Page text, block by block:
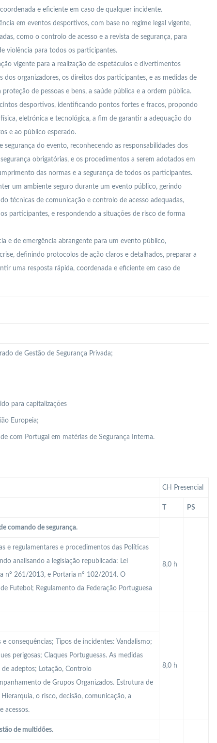
e eficiente em caso de qualquer incidente.
em eventos desportivos, com base no regime legal vigente,
como o controlo de acesso e a revista de segurança, para
violência para todos os participantes.
vigente para a realização de espetáculos e divertimentos
dos organizadores, os direitos dos participantes, e as medidas de
de pessoas e bens, a saúde pública e a ordem pública.
desportivos, identificando pontos fortes e fracos, propondo
eletrónica e tecnológica, a fim de garantir a adequação do
e ao público esperado.
segurança do evento, reconhecendo as responsabilidades dos
obrigatórias, e os procedimentos a serem adotados em
das normas e a segurança de todos os participantes.
um ambiente seguro durante um evento público, gerindo
técnicas de comunicação e controlo de acesso adequadas,
participantes, e respondendo a situações de risco de forma
e de emergência abrangente para um evento público,
definindo protocolos de ação claros e detalhados, preparar a
uma resposta rápida, coordenada e eficiente em caso de
de Gestão de Segurança Privada;
para capitalizações
Europeia;
com Portugal em matérias de Segurança Interna.
CH Presencial
PS
comando de segurança.
8,0 h
e regulamentares e procedimentos das Políticas
analisando a legislação republicada: Lei
nº 261/2013, e Portaria nº 102/2014. O
Futebol; Regulamento da Federação Portuguesa
8,0 h
consequências; Tipos de incidentes: Vandalismo;
perigosas; Claques Portuguesas. As medidas
adeptos; Lotação, Controlo
de Grupos Organizados. Estrutura de
o risco, decisão, comunicação, a
acessos.
de multidões.